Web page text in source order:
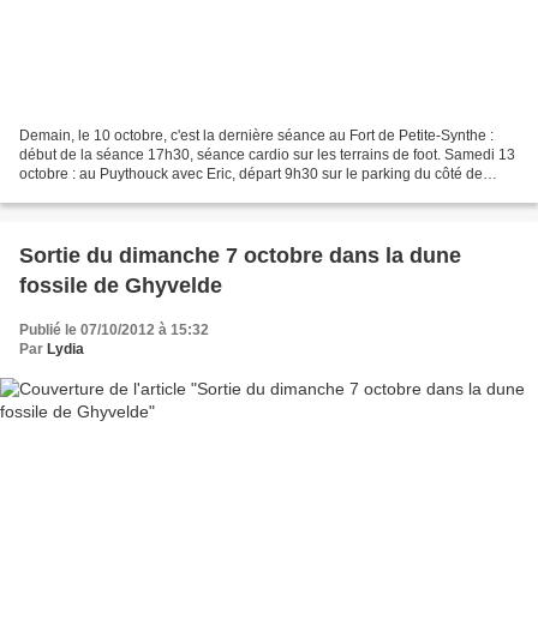
Demain, le 10 octobre, c'est la dernière séance au Fort de Petite-Synthe :
début de la séance 17h30, séance cardio sur les terrains de foot. Samedi 13
octobre : au Puythouck avec Eric, départ 9h30 sur le parking du côté de
Sortie du dimanche 7 octobre dans la dune
fossile de Ghyvelde
Publié le 07/10/2012 à 15:32
Par Lydia